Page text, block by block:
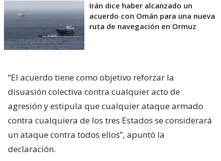
Irán dice haber alcanzado un
acuerdo con Omán para una nueva
ruta de navegación en Ormuz
“El acuerdo tiene como objetivo reforzar la
disuasión colectiva contra cualquier acto de
agresión y estipula que cualquier ataque armado
contra cualquiera de los tres Estados se considerará
un ataque contra todos ellos”, apuntó la
declaración.